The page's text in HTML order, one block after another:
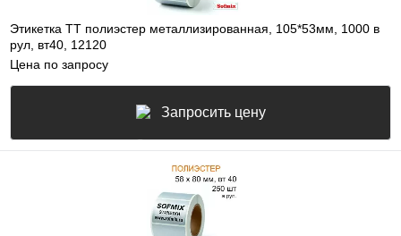
Этикетка ТТ полиэстер металлизированная, 105*53мм, 1000 в
рул, вт40, 12120
Цена по запросу
Запросить цену